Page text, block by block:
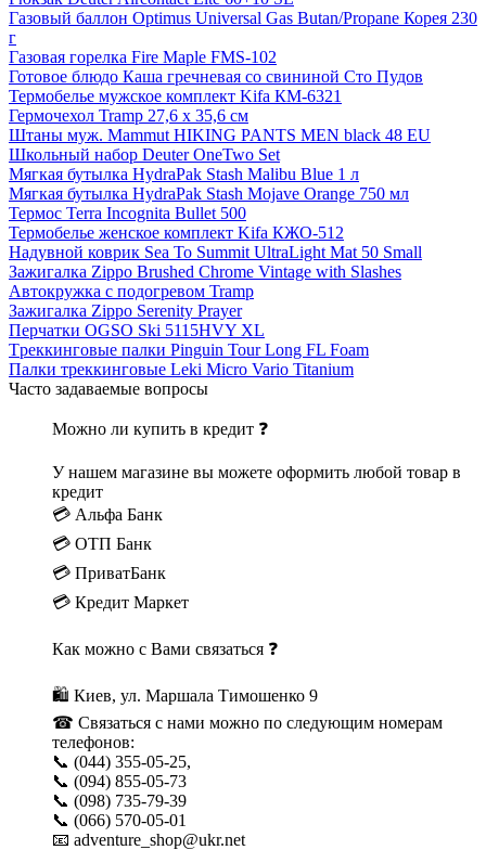
Газовый баллон Optimus Universal Gas Butan/Propane Корея 230
г
Газовая горелка Fire Maple FMS-102
Готовое блюдо Каша гречневая со свининой Сто Пудов
Термобелье мужское комплект Kifa КМ-6321
Гермочехол Tramp 27,6 х 35,6 см
Штаны муж. Mammut HIKING PANTS MEN black 48 EU
Школьный набор Deuter OneTwo Set
Мягкая бутылка HydraPak Stash Malibu Blue 1 л
Мягкая бутылка HydraPak Stash Mojave Orange 750 мл
Термос Terra Incognita Bullet 500
Термобелье женское комплект Kifa КЖО-512
Надувной коврик Sea To Summit UltraLight Mat 50 Small
Зажигалка Zippo Brushed Chrome Vintage with Slashes
Автокружка с подогревом Tramp
Зажигалка Zippo Serenity Prayer
Перчатки OGSO Ski 5115HVY XL
Tреккинговые палки Pinguin Tour Long FL Foam
Палки треккинговые Leki Micro Vario Titanium
Часто задаваемые вопросы
Можно ли купить в кредит ❓
У нашем магазине вы можете оформить любой товар в
кредит
💳 Альфа Банк
💳 ОТП Банк
💳 ПриватБанк
💳 Кредит Маркет
Как можно с Вами связаться ❓
🛍 Киев, ул. Маршала Тимошенко 9
☎ Связаться с нами можно по следующим номерам
телефонов:
📞 (044) 355-05-25,
📞 (094) 855-05-73
📞 (098) 735-79-39
📞 (066) 570-05-01
📧 adventure_shop@ukr.net